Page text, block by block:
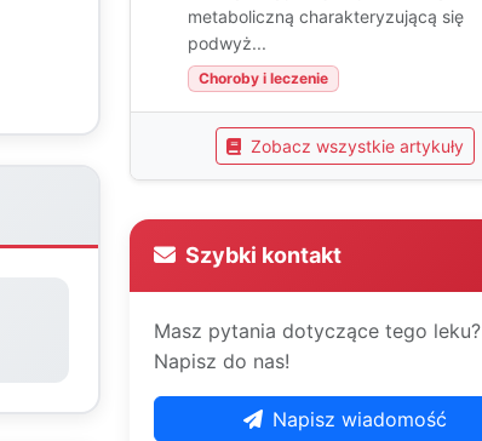
metaboliczną charakteryzującą się
podwyż...
Choroby i leczenie
Zobacz wszystkie artykuły
Szybki kontakt
Masz pytania dotyczące tego leku?
Napisz do nas!
Napisz wiadomość